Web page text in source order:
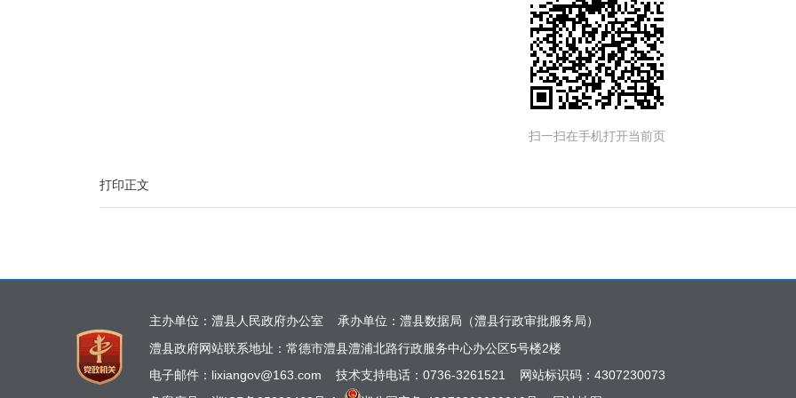
扫一扫在手机打开当前页
打印正文
主办单位：澧县人民政府办公室 承办单位：澧县数据局（澧县行政审批服务局）
澧县政府网站联系地址：常德市澧县澧浦北路行政服务中心办公区5号楼2楼
电子邮件：lixiangov@163.com 技术支持电话：0736-3261521 网站标识码：4307230073